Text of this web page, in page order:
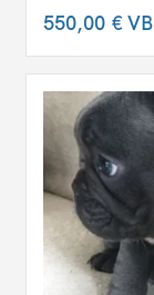
550,00 €VB